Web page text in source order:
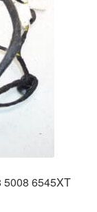
5008 6545XT